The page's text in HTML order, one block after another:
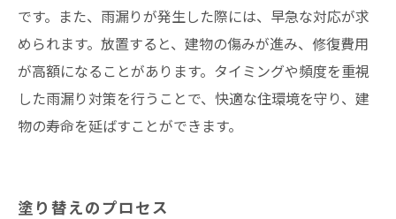
です。また、雨漏りが発生した際には、早急な対応が求
められます。放置すると、建物の傷みが進み、修復費用
が高額になることがあります。タイミングや頻度を重視
した雨漏り対策を行うことで、快適な住環境を守り、建
物の寿命を延ばすことができます。
塗り替えのプロセス